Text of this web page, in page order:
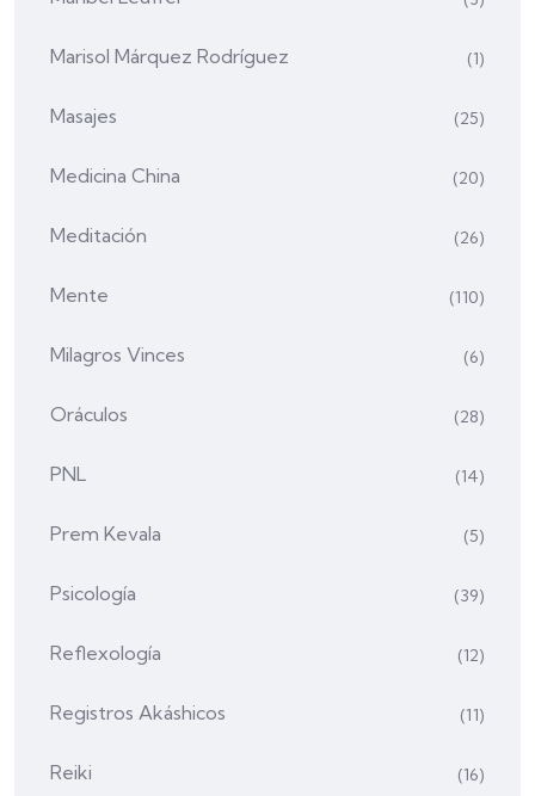
Marisol Márquez Rodríguez (1)
Masajes (25)
Medicina China (20)
Meditación (26)
Mente (110)
Milagros Vinces (6)
Oráculos (28)
PNL (14)
Prem Kevala (5)
Psicología (39)
Reflexología (12)
Registros Akáshicos (11)
Reiki (16)